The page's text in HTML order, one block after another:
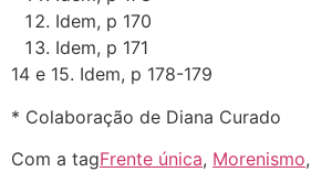
Idem, p 170
Idem, p 171
14 e 15. Idem, p 178-179
* Colaboração de Diana Curado
Com a tagFrente única, Morenismo,